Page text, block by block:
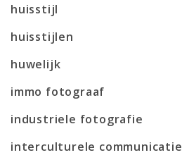
huisstijl
huisstijlen
huwelijk
immo fotograaf
industriele fotografie
interculturele communicatie